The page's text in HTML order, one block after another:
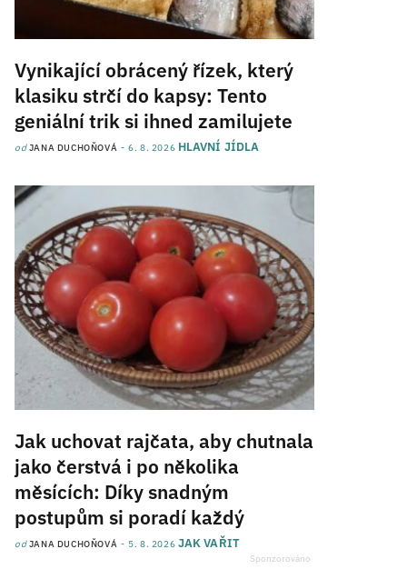
Vynikající obrácený řízek, který
klasiku strčí do kapsy: Tento
geniální trik si ihned zamilujete
odJANA DUCHOŇOVÁ 6. 8. 2026 HLAVNÍ JÍDLA
Jak uchovat rajčata, aby chutnala
jako čerstvá i po několika
měsících: Díky snadným
postupům si poradí každý
odJANA DUCHOŇOVÁ 5. 8. 2026 JAK VAŘIT